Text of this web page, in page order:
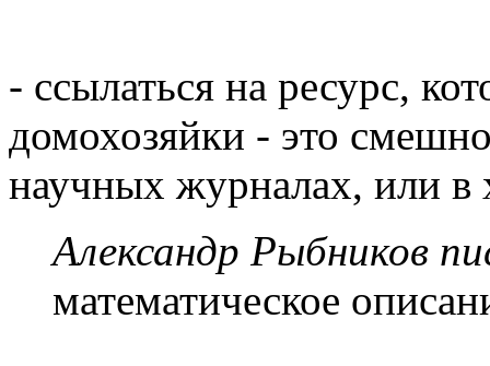
- ссылаться на ресурс,
домохозяйки - это
научных журналах, или в
Александр Рыбников
математическое